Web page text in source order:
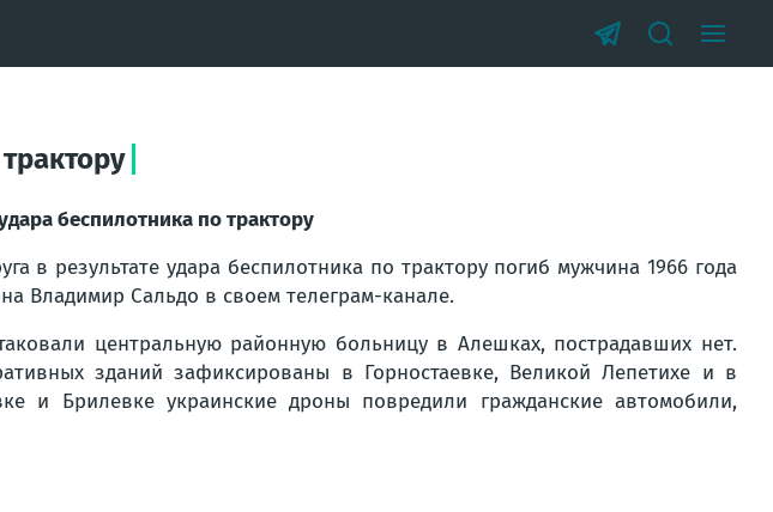
беспилотника по трактору
в результате удара беспилотника по трактору погиб мужчина 1966 года
Владимир Сальдо в своем телеграм-канале.
центральную районную больницу в Алешках, пострадавших нет.
зданий зафиксированы в Горностаевке, Великой Лепетихе и в
и Брилевке украинские дроны повредили гражданские автомобили,